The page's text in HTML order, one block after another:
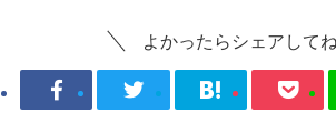
よかったらシェアしてね